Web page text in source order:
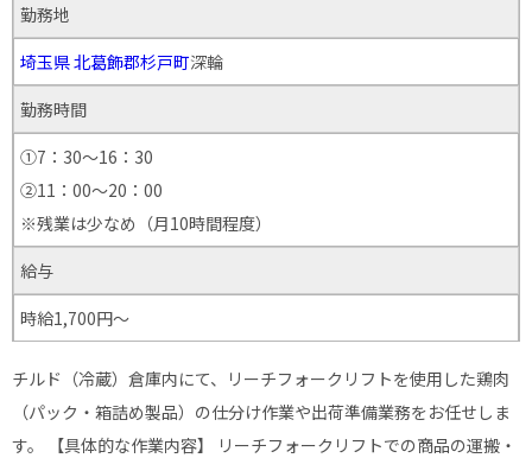
勤務地
埼玉県北葛飾郡杉戸町深輪
勤務時間
①7：30～16：30
②11：00～20：00
※残業は少なめ（月10時間程度）
給与
時給1,700円～
チルド（冷蔵）倉庫内にて、リーチフォークリフトを使用した鶏肉
（パック・箱詰め製品）の仕分け作業や出荷準備業務をお任せしま
す。 【具体的な作業内容】 リーチフォークリフトでの商品の運搬・